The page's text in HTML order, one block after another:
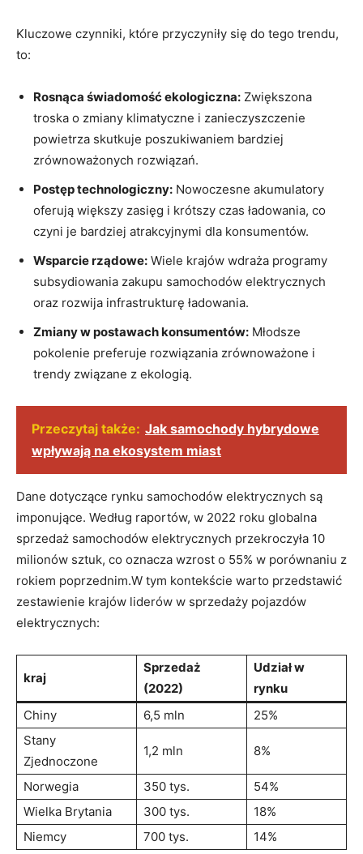
Kluczowe ⁤czynniki, które przyczyniły ‍się do tego trendu,
to:
Rosnąca świadomość ekologiczna: Zwiększona
troska o zmiany klimatyczne i zanieczyszczenie
⁤powietrza skutkuje poszukiwaniem‍ bardziej
zrównoważonych rozwiązań.
Postęp technologiczny: Nowoczesne akumulatory
oferują‍ większy zasięg‌ i krótszy⁤ czas ładowania, co
czyni je ⁢bardziej atrakcyjnymi dla konsumentów.
Wsparcie rządowe: ⁢Wiele krajów wdraża programy
subsydiowania zakupu samochodów elektrycznych
oraz ⁣rozwija infrastrukturę ładowania.
Zmiany w postawach konsumentów: Młodsze
pokolenie preferuje rozwiązania zrównoważone i
trendy związane z ekologią.
Przeczytaj także: Jak samochody hybrydowe
wpływają na ekosystem miast
Dane dotyczące rynku‌ samochodów elektrycznych są
imponujące. Według raportów, w 2022​ roku​ globalna
sprzedaż samochodów elektrycznych przekroczyła 10
milionów sztuk, co oznacza wzrost o 55% w porównaniu z‍
rokiem ‌poprzednim.W tym kontekście warto przedstawić​
zestawienie krajów liderów w ‌sprzedaży pojazdów
elektrycznych:
kraj
Sprzedaż
(2022)
Udział w‌
rynku
Chiny
6,5 mln
25%
Stany
Zjednoczone
1,2 mln 8%
Norwegia 350 tys.
54%
Wielka Brytania
300 tys.
18%
Niemcy
700 tys. 14%